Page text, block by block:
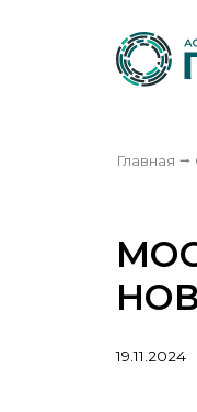
Главная ⭢
19.11.2024